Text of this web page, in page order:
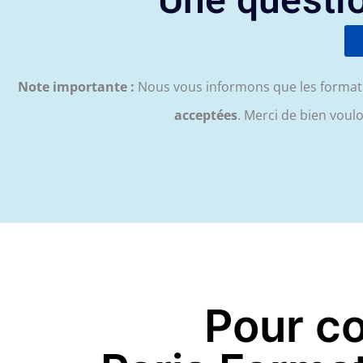
Note importante : Nous vous informons que les
acceptées. Merci de bien
Pour